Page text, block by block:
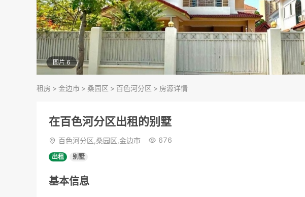
图片 6
租房 > 金边市 > 桑园区 > 百色河分区 > 房源详情
在百色河分区出租的别墅
百色河分区,桑园区,金边市 676
出租 别墅
基本信息